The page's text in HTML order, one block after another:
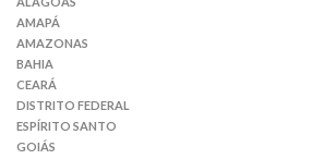
AMAPÁ
AMAZONAS
BAHIA
CEARÁ
DISTRITO FEDERAL
ESPÍRITO SANTO
GOIÁS